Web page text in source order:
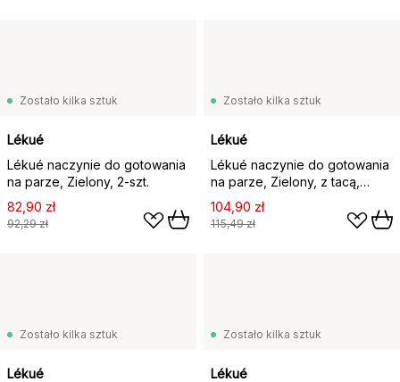
Zostało kilka sztuk
Lékué
Lékué naczynie do gotowania
na parze, Zielony, 2‑szt.
82,90 zł
92,29 zł
Zostało kilka sztuk
Lékué
Lékué naczynie do gotowania
na parze, Zielony, z tacą,
2‑szt.
104,90 zł
115,49 zł
Zostało kilka sztuk
Lékué
Zostało kilka sztuk
Lékué